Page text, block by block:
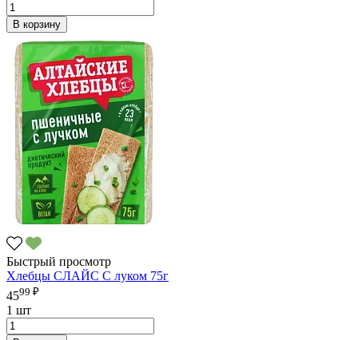
В корзину
Быстрый просмотр
Хлебцы СЛАЙС С луком 75г
4599 ₽
1 шт